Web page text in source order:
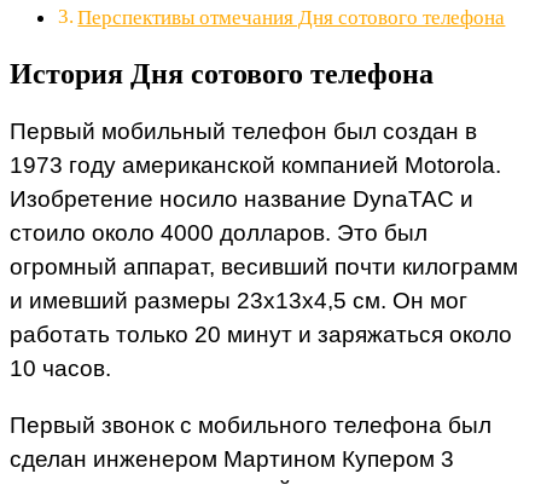
Перспективы отмечания Дня сотового телефона
История Дня сотового телефона
Первый мобильный телефон был создан в
1973 году американской компанией Motorola.
Изобретение носило название DynaTAC и
стоило около 4000 долларов. Это был
огромный аппарат, весивший почти килограмм
и имевший размеры 23х13х4,5 см. Он мог
работать только 20 минут и заряжаться около
10 часов.
Первый звонок с мобильного телефона был
сделан инженером Мартином Купером 3